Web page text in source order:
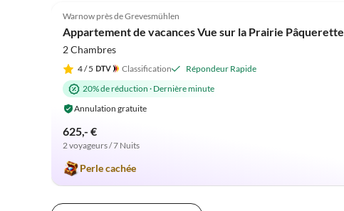
Warnow près de Grevesmühlen
Appartement de vacances Vue sur la Prairie Pâquerette
2 Chambres
4/ 5 Classification
Répondeur Rapide
20% de réduction · Dernière minute
Annulation gratuite
625,- €
2 voyageurs / 7 Nuits
Perle cachée